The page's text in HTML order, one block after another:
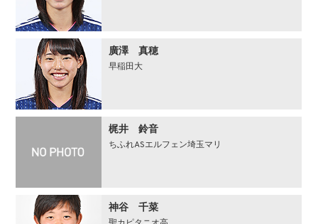
廣澤 真穂
早稲田大
梶井 鈴⾳
ちふれASエルフェン埼⽟マリ
神谷 千菜